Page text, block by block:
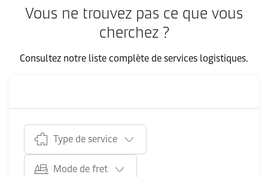
Vous ne trouvez pas ce que vous
cherchez ?
Consultez notre liste complète de services logistiques.
Type de service
Mode de fret